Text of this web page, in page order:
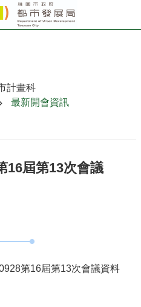
計畫科
最新開會資訊
16屆第13次會議
第16屆第13次會議資料